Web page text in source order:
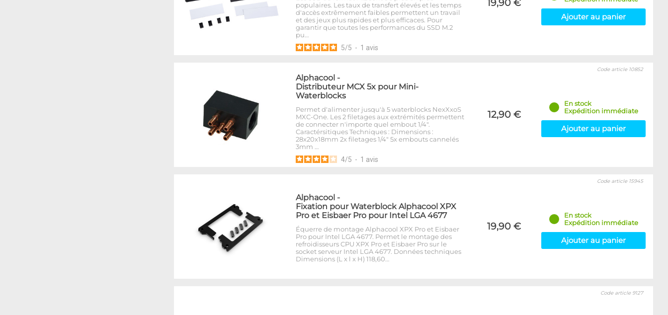
populaires. Les taux de transfert élevés et les temps
d'accès extrêmement faibles permettent un travail
et des jeux plus rapides et plus efficaces. Pour
garantir que toutes les performances du SSD M.2
pu…
5/5 - 1 avis
19,90 €
Ajouter au panier
Alphacool -
Distributeur MCX 5x pour Mini-
Waterblocks
Permet d'alimenter jusqu'à 5 waterblocks NexXxoS
MXC-One. Les 2 filetages aux extrémités permettent
de connecter n'importe quel embout 1/4".
Caractérsitiques Techniques : Dimensions :
28x20x18mm 2x filetages 1/4" 5x embouts cannelés
3mm …
4/5 - 1 avis
12,90 €
Code article 10852
En stock
Expédition immédiate
Ajouter au panier
Alphacool -
Fixation pour Waterblock Alphacool XPX
Pro et Eisbaer Pro pour Intel LGA 4677
Équerre de montage Alphacool XPX Pro et Eisbaer
Pro pour Intel LGA 4677. Permet le montage des
refroidisseurs CPU XPX Pro et Eisbaer Pro sur le
socket serveur Intel LGA 4677. Données techniques
Dimensions (L x l x H) 118,60…
19,90 €
Code article 15945
En stock
Expédition immédiate
Ajouter au panier
Code article 9127